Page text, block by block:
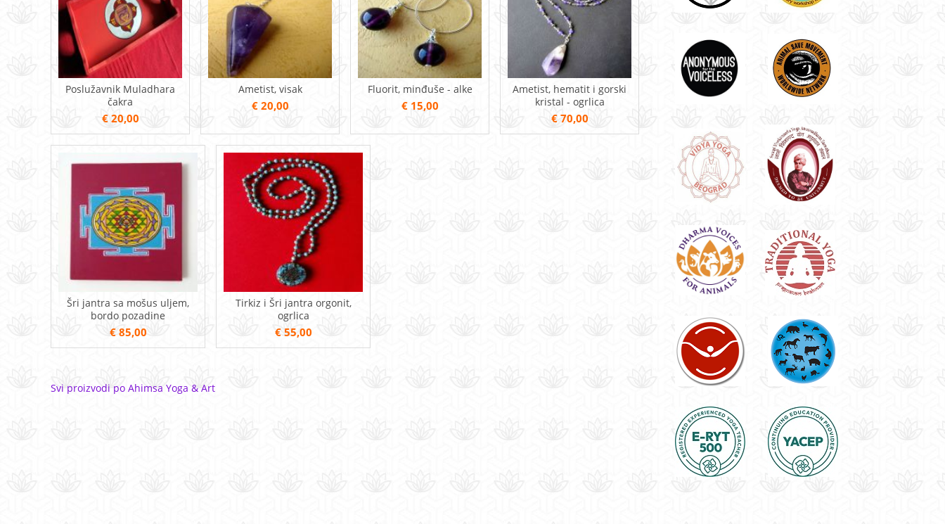
Poslužavnik Muladhara
čakra
€ 20,00
Ametist, visak
€ 20,00
Fluorit, minđuše - alke
€ 15,00
Ametist, hematit i gorski
kristal - ogrlica
€ 70,00
Šri jantra sa mošus uljem,
bordo pozadine
€ 85,00
Tirkiz i Šri jantra orgonit,
ogrlica
€ 55,00
Svi proizvodi po Ahimsa Yoga & Art